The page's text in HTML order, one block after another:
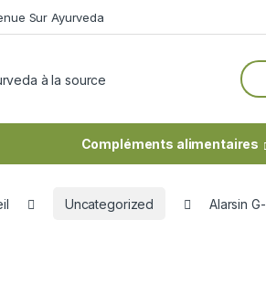
Sur Ayurveda
Compléments alimentaires
Uncategorized Alarsin